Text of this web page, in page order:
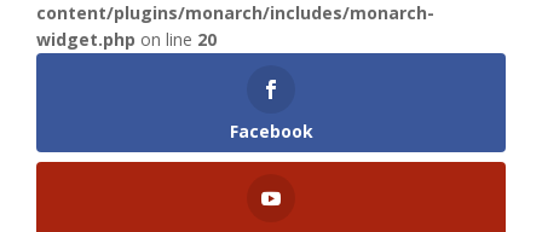
content/plugins/monarch/includes/monarch-
widget.php on line 20
Facebook